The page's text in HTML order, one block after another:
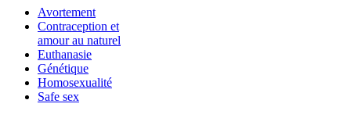
Avortement
Contraception et
amour au naturel
Euthanasie
Génétique
Homosexualité
Safe sex